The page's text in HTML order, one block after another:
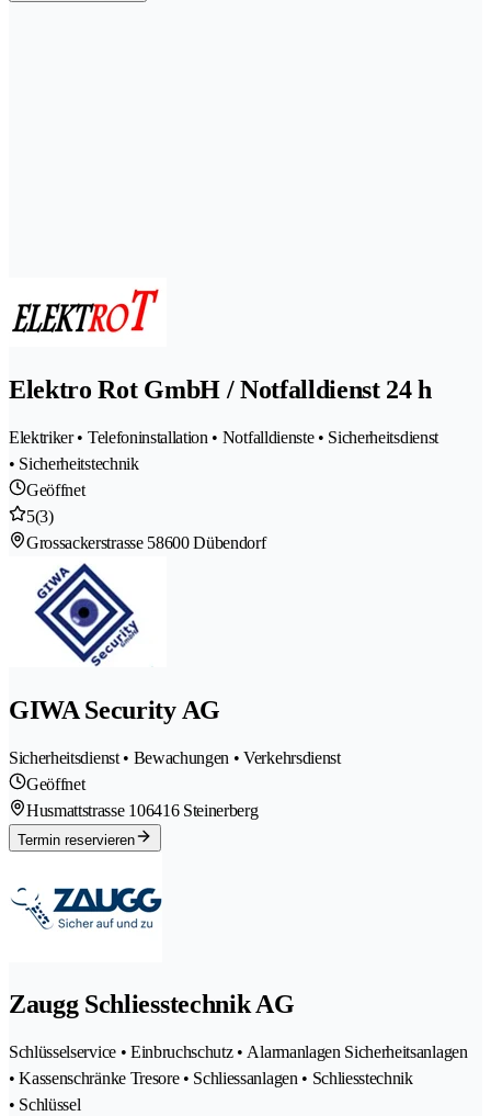
Elektro Rot GmbH / Notfalldienst 24 h
Elektriker • Telefoninstallation • Notfalldienste • Sicherheitsdienst
• Sicherheitstechnik
Geöffnet
5(3)
Grossackerstrasse 58600 Dübendorf
GIWA Security AG
Sicherheitsdienst • Bewachungen • Verkehrsdienst
Geöffnet
Husmattstrasse 106416 Steinerberg
Termin reservieren
Zaugg Schliesstechnik AG
Schlüsselservice • Einbruchschutz • Alarmanlagen Sicherheitsanlagen
• Kassenschränke Tresore • Schliessanlagen • Schliesstechnik
• Schlüssel